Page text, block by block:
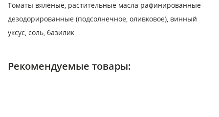
Томаты вяленые, растительные масла рафинированные
дезодорированные (подсолнечное, оливковое), винный
уксус, соль, базилик
Рекомендуемые товары: